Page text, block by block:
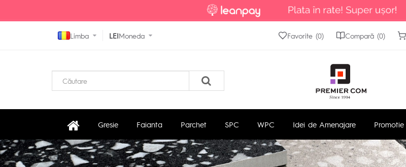
Limba LEIMoneda Favorite (0) Compară (0)
Gresie Faianta Parchet SPC WPC Idei de Amenajare Promotie